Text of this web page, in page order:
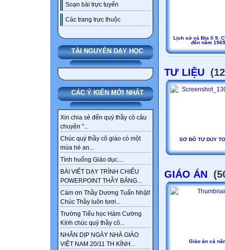
Soạn bài trực tuyến
Các trang trực thuộc
TÀI NGUYÊN DẠY HỌC
CÁC Ý KIẾN MỚI NHẤT
Xin chia sẻ đến quý thầy cô câu
chuyện "...
Chúc quý thầy cô giáo có một
mùa hè an...
Tình huống Giáo dục....
BÀI VIẾT DẠY TRÌNH CHIẾU
POWERPOINT THẦY BẢNG...
Cám ơn Thầy Dương Tuấn Nhật!
Chúc Thầy luôn tươi...
Trường Tiểu học Hàm Cường
Kính chúc quý thầy cô...
NHÂN DỊP NGÀY NHÀ GIÁO
VIỆT NAM 20/11 TH KÍNH...
Lịch sử và Địa lí 9.
đến năm 1965
TƯ LIỆU
SƠ ĐỒ TƯ DUY
GIÁO ÁN
Giáo án cả